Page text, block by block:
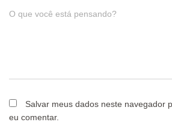
O que você está pensando?
Salvar meus dados neste navegador
eu comentar.